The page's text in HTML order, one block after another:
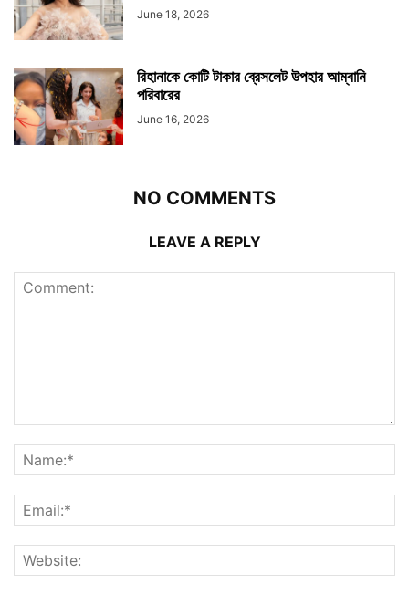
June 18, 2026
রিহানাকে কোটি টাকার ব্রেসলেট উপহার আম্বানি
পরিবারের
June 16, 2026
NO COMMENTS
LEAVE A REPLY